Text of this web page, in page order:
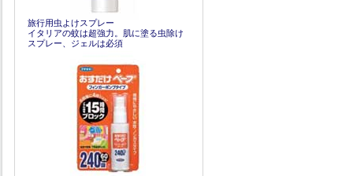
旅行用虫よけスプレー
イタリアの蚊は超強力。肌に塗る虫除け
スプレー、ジェルは必須